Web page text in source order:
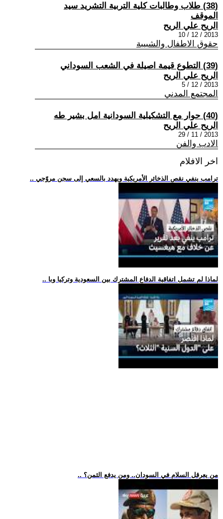
(38) طلاب وطالبات كلية التربية التشريد سيد
الموقف
الريح علي الريح
2013 / 12 / 10
حقوق الاطفال والشبيبة
(39) التطوع قيمة اصيلة في الشعب السوداني
الريح علي الريح
2013 / 12 / 5
المجتمع المدني
(40) حوار مع التشكيلية السودانية امل بشير طه
الريح علي الريح
2013 / 11 / 29
الادب والفن
اخر الافلام
.. ترامب ينفي نقص الذخائر الأمريكية ويهدد بالسعي إلى سجن مروّجي
.. لماذا لم تشمل اتفاقية الدفاع المشترك بين السعودية وتركيا وبا
.. من يعرقل السلام في السودان.. ومن يدفع الثمن؟